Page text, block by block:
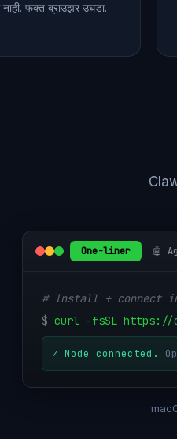
नाही. फक्त ब्राउझर उघडा.
One-liner 🤖
# Install + connect in
$ curl -fsSL https://
✓ Node connected.